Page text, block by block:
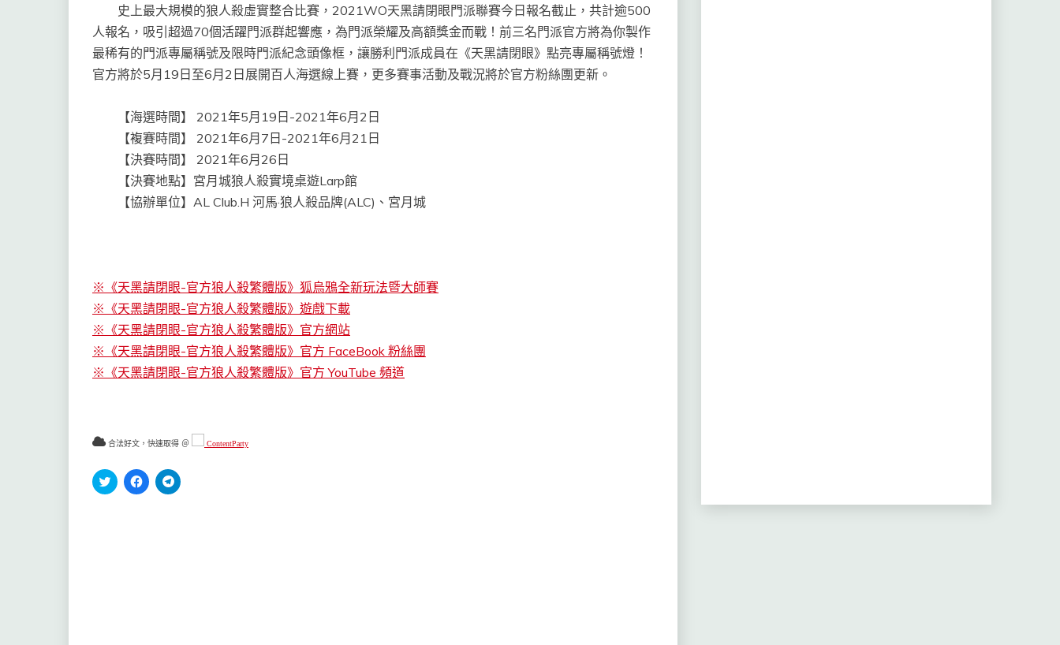
史上最大規模的狼人殺虛實整合比賽，2021WO天黑請閉眼門派聯賽今日報名截止，共計逾500
人報名，吸引超過70個活躍門派群起響應，為門派榮耀及高額獎金而戰！前三名門派官方將為你製作
最稀有的門派專屬稱號及限時門派紀念頭像框，讓勝利門派成員在《天黑請閉眼》點亮專屬稱號燈！
官方將於5月19日至6月2日展開百人海選線上賽，更多賽事活動及戰況將於官方粉絲團更新。
【海選時間】 2021年5月19日-2021年6月2日
【複賽時間】 2021年6月7日-2021年6月21日
【決賽時間】 2021年6月26日
【決賽地點】宮月城狼人殺實境桌遊Larp館
【協辦單位】AL Club.H 河馬·狼人殺品牌(ALC) 、宮月城
※《天黑請閉眼-官方狼人殺繁體版》狐烏鴉全新玩法暨大師賽
※《天黑請閉眼-官方狼人殺繁體版》遊戲下載
※《天黑請閉眼-官方狼人殺繁體版》官方網站
※《天黑請閉眼-官方狼人殺繁體版》官方 FaceBook 粉絲團
※《天黑請閉眼-官方狼人殺繁體版》官方 YouTube 頻道
合法好文，快速取得 ＠ ContentParty
分
享
按
一
按
一